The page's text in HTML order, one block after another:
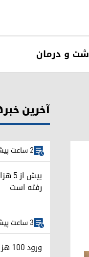
و درمان
آخرین
2 ساعت پیش
رفته است
3 ساعت پیش
ورود ۱۰۰ هزار زائر اربعین به اقلیم کوردستان